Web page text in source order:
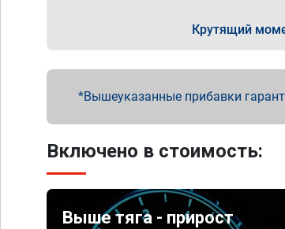
Крутящий
Вышеуказанные прибавки
Включено в стоимость:
Выше тяга - прирост